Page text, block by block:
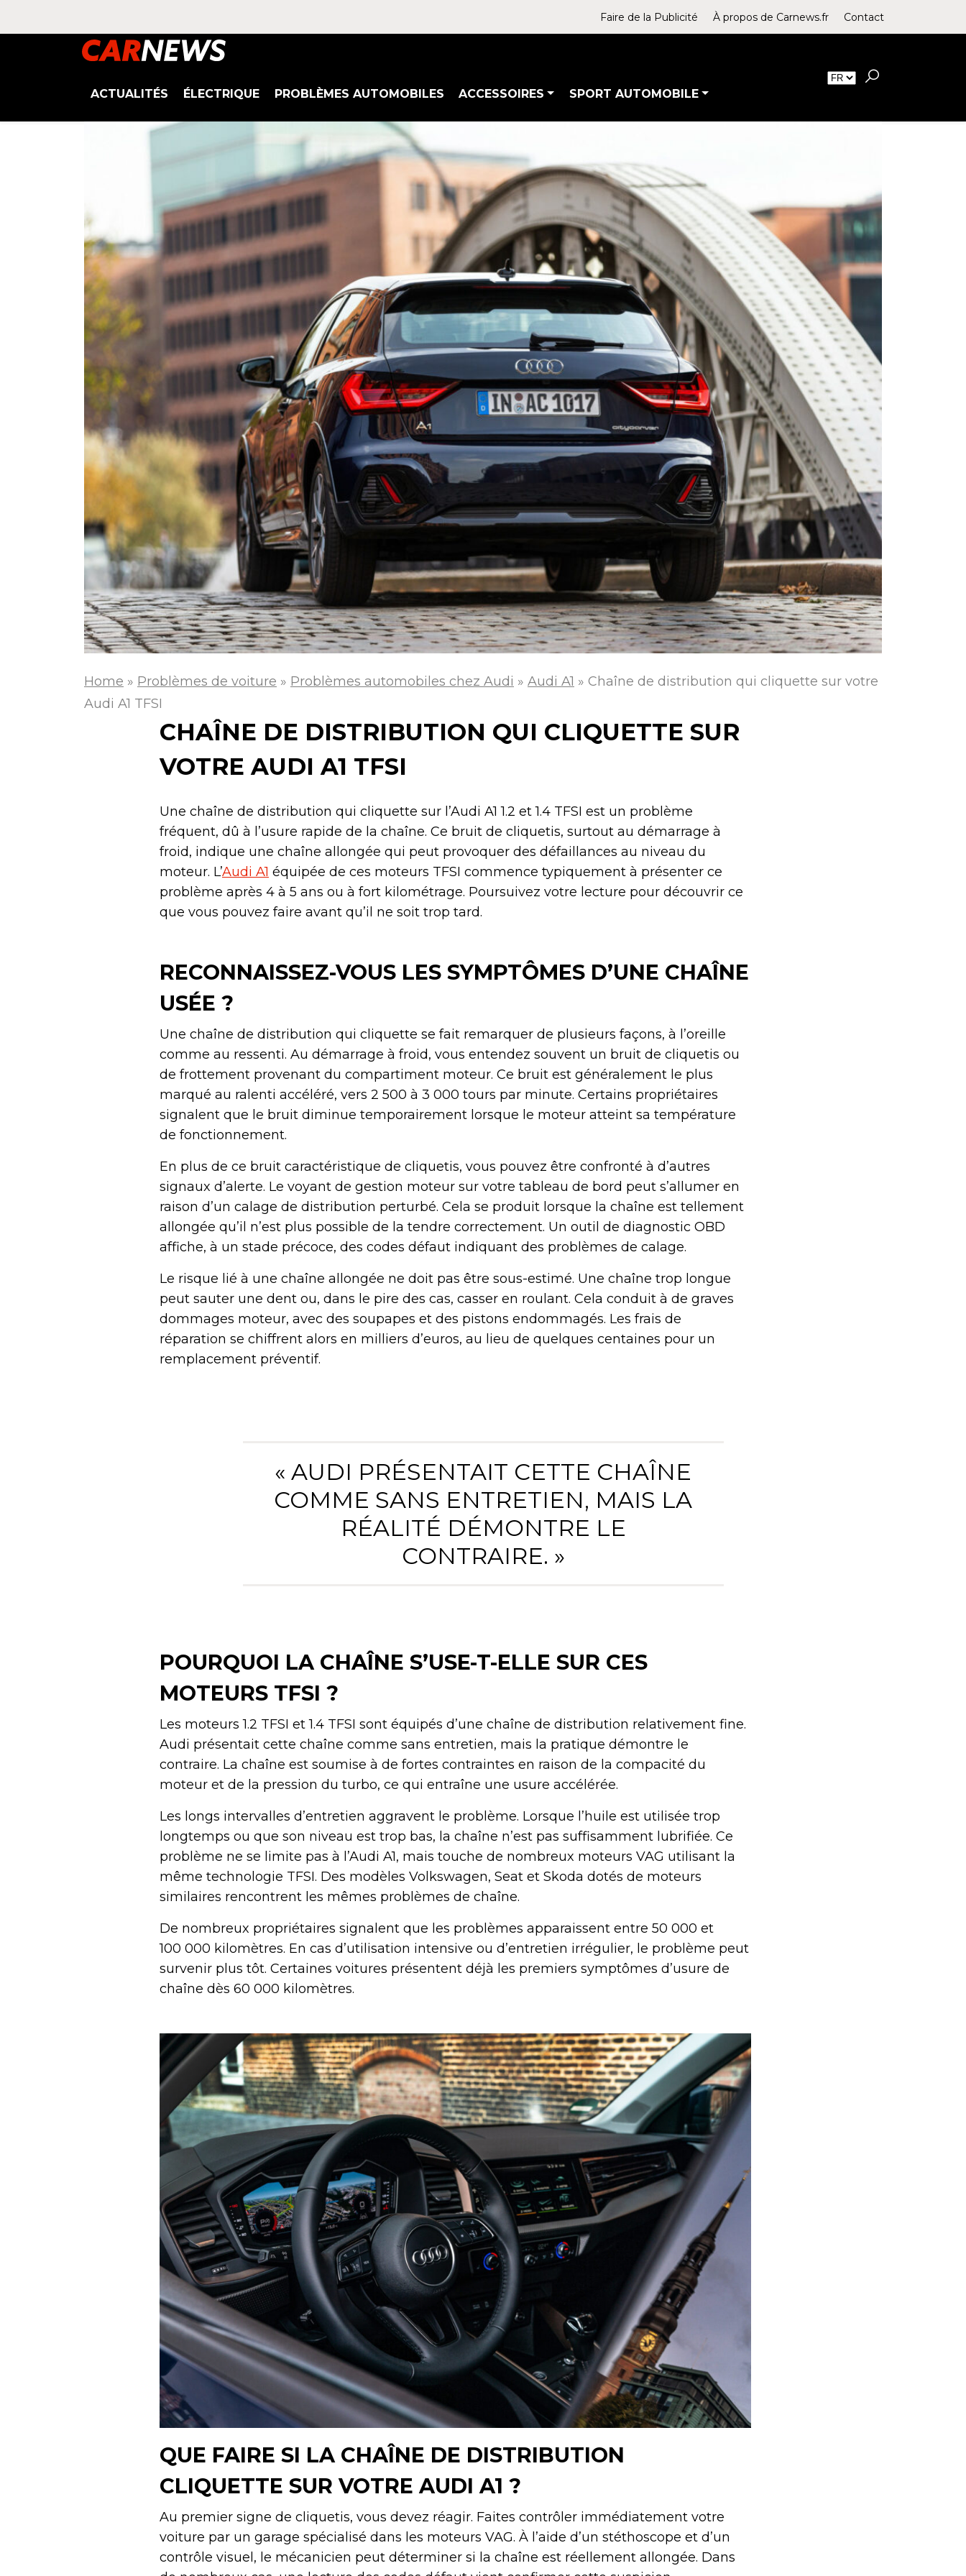
Faire de la Publicité À propos de Carnews.fr Contact
ACTUALITÉS ÉLECTRIQUE PROBLÈMES AUTOMOBILES ACCESSOIRES SPORT AUTOMOBILE
Home » Problèmes de voiture » Problèmes automobiles chez Audi » Audi A1 » Chaîne de distribution qui cliquette sur votre
Audi A1 TFSI
CHAÎNE DE DISTRIBUTION QUI CLIQUETTE SUR
VOTRE AUDI A1 TFSI
Une chaîne de distribution qui cliquette sur l’Audi A1 1.2 et 1.4 TFSI est un problème
fréquent, dû à l’usure rapide de la chaîne. Ce bruit de cliquetis, surtout au démarrage à
froid, indique une chaîne allongée qui peut provoquer des défaillances au niveau du
moteur. L’Audi A1 équipée de ces moteurs TFSI commence typiquement à présenter ce
problème après 4 à 5 ans ou à fort kilométrage. Poursuivez votre lecture pour découvrir ce
que vous pouvez faire avant qu’il ne soit trop tard.
RECONNAISSEZ-VOUS LES SYMPTÔMES D’UNE CHAÎNE
USÉE ?
Une chaîne de distribution qui cliquette se fait remarquer de plusieurs façons, à l’oreille
comme au ressenti. Au démarrage à froid, vous entendez souvent un bruit de cliquetis ou
de frottement provenant du compartiment moteur. Ce bruit est généralement le plus
marqué au ralenti accéléré, vers 2 500 à 3 000 tours par minute. Certains propriétaires
signalent que le bruit diminue temporairement lorsque le moteur atteint sa température
de fonctionnement.
En plus de ce bruit caractéristique de cliquetis, vous pouvez être confronté à d’autres
signaux d’alerte. Le voyant de gestion moteur sur votre tableau de bord peut s’allumer en
raison d’un calage de distribution perturbé. Cela se produit lorsque la chaîne est tellement
allongée qu’il n’est plus possible de la tendre correctement. Un outil de diagnostic OBD
affiche, à un stade précoce, des codes défaut indiquant des problèmes de calage.
Le risque lié à une chaîne allongée ne doit pas être sous-estimé. Une chaîne trop longue
peut sauter une dent ou, dans le pire des cas, casser en roulant. Cela conduit à de graves
dommages moteur, avec des soupapes et des pistons endommagés. Les frais de
réparation se chiffrent alors en milliers d’euros, au lieu de quelques centaines pour un
remplacement préventif.
« AUDI PRÉSENTAIT CETTE CHAÎNE
COMME SANS ENTRETIEN, MAIS LA
RÉALITÉ DÉMONTRE LE
CONTRAIRE. »
POURQUOI LA CHAÎNE S’USE-T-ELLE SUR CES
MOTEURS TFSI ?
Les moteurs 1.2 TFSI et 1.4 TFSI sont équipés d’une chaîne de distribution relativement fine.
Audi présentait cette chaîne comme sans entretien, mais la pratique démontre le
contraire. La chaîne est soumise à de fortes contraintes en raison de la compacité du
moteur et de la pression du turbo, ce qui entraîne une usure accélérée.
Les longs intervalles d’entretien aggravent le problème. Lorsque l’huile est utilisée trop
longtemps ou que son niveau est trop bas, la chaîne n’est pas suffisamment lubrifiée. Ce
problème ne se limite pas à l’Audi A1, mais touche de nombreux moteurs VAG utilisant la
même technologie TFSI. Des modèles Volkswagen, Seat et Skoda dotés de moteurs
similaires rencontrent les mêmes problèmes de chaîne.
De nombreux propriétaires signalent que les problèmes apparaissent entre 50 000 et
100 000 kilomètres. En cas d’utilisation intensive ou d’entretien irrégulier, le problème peut
survenir plus tôt. Certaines voitures présentent déjà les premiers symptômes d’usure de
chaîne dès 60 000 kilomètres.
QUE FAIRE SI LA CHAÎNE DE DISTRIBUTION
CLIQUETTE SUR VOTRE AUDI A1 ?
Au premier signe de cliquetis, vous devez réagir. Faites contrôler immédiatement votre
voiture par un garage spécialisé dans les moteurs VAG. À l’aide d’un stéthoscope et d’un
contrôle visuel, le mécanicien peut déterminer si la chaîne est réellement allongée. Dans